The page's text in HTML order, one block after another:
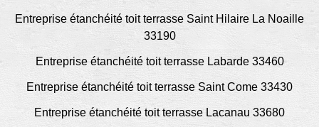
Entreprise étanchéité toit terrasse Saint Hilaire La Noaille
33190
Entreprise étanchéité toit terrasse Labarde 33460
Entreprise étanchéité toit terrasse Saint Come 33430
Entreprise étanchéité toit terrasse Lacanau 33680